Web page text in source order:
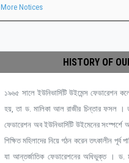
More Notices
HISTORY OF
১৯৬৫ সালে ইউনিভার্সিটি উইমেন্স ফেডারেশন
হয়, তা ড. মালিকা আল রাজীর চিন্তার ফসল ।
ফেডারেশন অব ইউনিভার্সিটি উইমেনের সংস্পর্শে
শিক্ষিত মহিলাদের নিয়ে গঠন করেন তৎকালীন পূর্ব
যা আন্তর্জাতিক ফেডারেশনের অধিভুক্ত । ড.